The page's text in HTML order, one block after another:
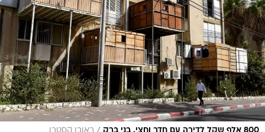
800 אלף שקל לדירה עם חדר וחצי. בני ברק ראובן קסטרו